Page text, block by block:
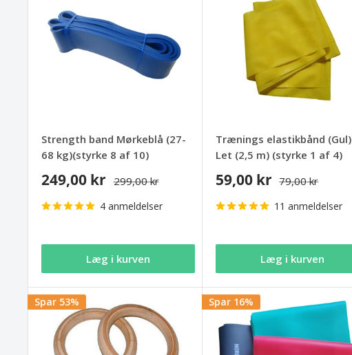
Strength band Mørkeblå (27-
68 kg)(styrke 8 af 10)
249,00 kr 299,00 kr
4 anmeldelser
Læg i kurven
Trænings elastikbånd (Gul)
Let (2,5 m) (styrke 1 af 4)
59,00 kr 79,00 kr
11 anmeldelser
Læg i kurven
Spar 53% Spar 16%